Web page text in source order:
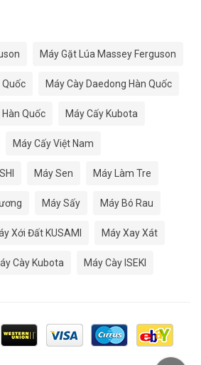
Máy Gặt Lúa Massey Ferguson
Quốc Máy Cày Daedong Hàn Quốc
Quốc Máy Cấy Kubota
Máy Cấy Việt Nam
Máy Sen Máy Làm Tre
Máy Sấy Máy Bó Rau
Xới Đất KUSAMI Máy Xay Xát
Cày Kubota Máy Cày ISEKI